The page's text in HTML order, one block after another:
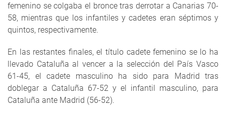
femenino se colgaba el bronce tras derrotar a Canarias 70-
58, mientras que los infantiles y cadetes eran séptimos y
quintos, respectivamente.
En las restantes finales, el título cadete femenino se lo ha
llevado Cataluña al vencer a la selección del País Vasco
61-45, el cadete masculino ha sido para Madrid tras
doblegar a Cataluña 67-52 y el infantil masculino, para
Cataluña ante Madrid (56-52).